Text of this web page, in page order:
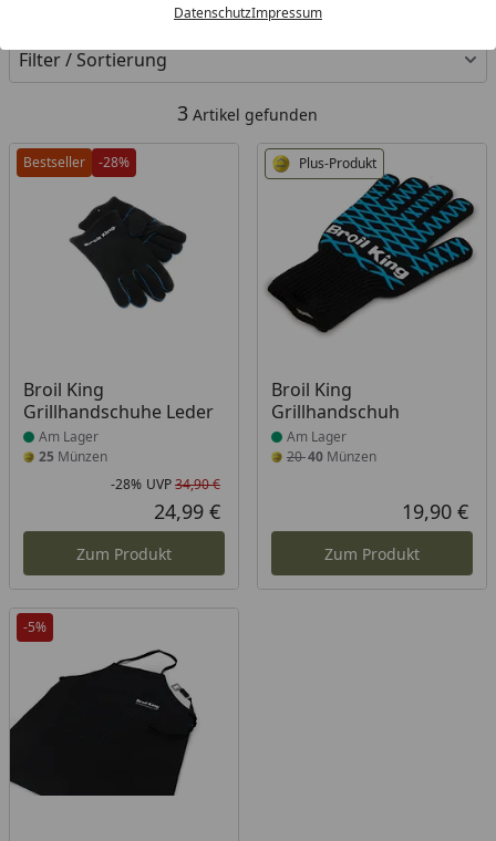
DatenschutzImpressum
Filter / Sortierung
3 Artikel gefunden
Bestseller -28%
Broil King
Grillhandschuhe Leder
Produkt am Lager
Am Lager
25 Münzen
Rabatt in Prozent
-28%
Ursprünglicher Preis
UVP34,90 €
Aktueller Preis
24,99 €
Zum Produkt
Plus-Produkt
Broil King
Grillhandschuh
Produkt am Lager
Am Lager
2040Münzen
19,90 €
Zum Produkt
-5%